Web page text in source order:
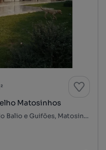
Matosinhos
Leça do Balio, Custóias, Leça do Balio e Guifões, Matosinhos, Porto